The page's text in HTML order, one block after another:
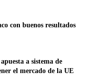
con buenos resultados
a sistema de
el mercado de la UE